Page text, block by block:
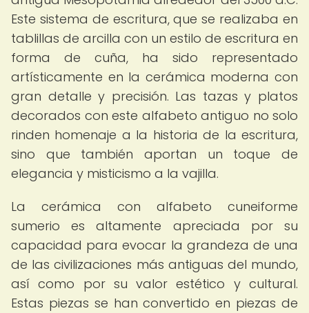
Este sistema de escritura, que se realizaba en
tablillas de arcilla con un estilo de escritura en
forma de cuña, ha sido representado
artísticamente en la cerámica moderna con
gran detalle y precisión. Las tazas y platos
decorados con este alfabeto antiguo no solo
rinden homenaje a la historia de la escritura,
sino que también aportan un toque de
elegancia y misticismo a la vajilla.
La cerámica con alfabeto cuneiforme
sumerio es altamente apreciada por su
capacidad para evocar la grandeza de una
de las civilizaciones más antiguas del mundo,
así como por su valor estético y cultural.
Estas piezas se han convertido en piezas de